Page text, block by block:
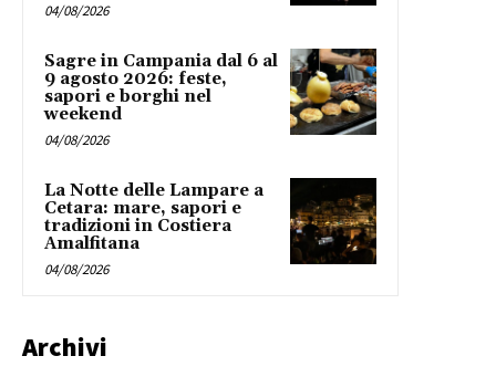
04/08/2026
Sagre in Campania dal 6 al
9 agosto 2026: feste,
sapori e borghi nel
weekend
04/08/2026
La Notte delle Lampare a
Cetara: mare, sapori e
tradizioni in Costiera
Amalfitana
04/08/2026
Archivi